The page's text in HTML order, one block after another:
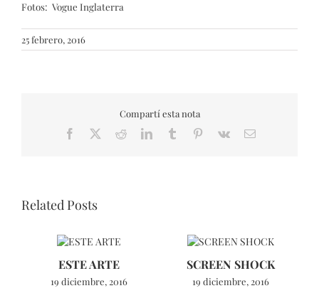
Fotos: Vogue Inglaterra
25 febrero, 2016
Compartí esta nota
Facebook RedditLinkedInTumblr Pinterest
Vk Email
Related Posts
ESTE ARTE
19 diciembre, 2016
SCREEN SHOCK
19 diciembre, 2016